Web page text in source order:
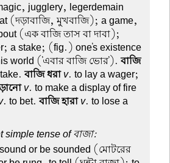
jugglery, legerdemain
(দড়াবাজি, মুখবাজি); a game,
(এক বাজি তাস বা দাবা);
a stake; (fig.) one's existence
world ('এবার বাজি ভোর').বাজি
বাজি ধরা v. to lay a wager;
v. to make a display of fire-
. to bet.বাজি হারা v. to lose a
simple tense of বাজা:
or be sounded (মোটরের